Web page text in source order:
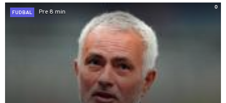
0
FUDBAL
Pre 8 min